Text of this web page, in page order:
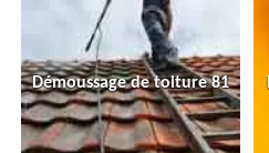
Démoussage de toiture 81